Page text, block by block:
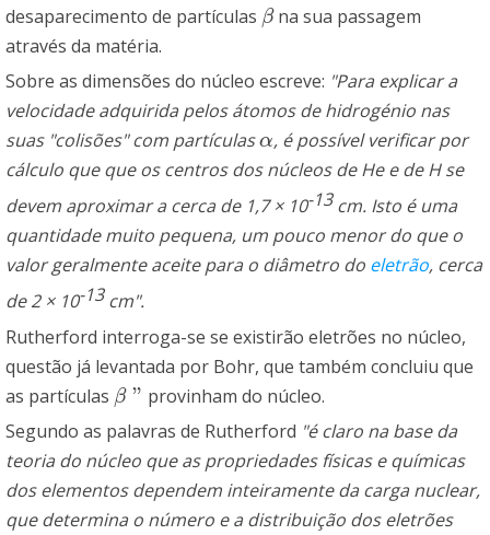
desaparecimento de partículas β
βna sua passagem
através da matéria.
Sobre as dimensões do núcleo escreve: "Para explicar a
velocidade adquirida pelos átomos de hidrogénio nas
suas "colisões" com partículasα
α , é possível verificar por
cálculo que que os centros dos núcleos de He e de H se
devem aproximar a cerca de 1,7 × 10-13cm. Isto é uma
quantidade muito pequena, um pouco menor do que o
valor geralmente aceite para o diâmetro do eletrão, cerca
de 2 × 10-13cm".
Rutherford interroga-se se existirão eletrões no núcleo,
questão já levantada por Bohr, que também concluiu que
as partículas β "
β"
provinham do núcleo.
Segundo as palavras de Rutherford "é claro na base da
teoria do núcleo que as propriedades físicas e químicas
dos elementos dependem inteiramente da carga nuclear,
que determina o número e a distribuição dos eletrões